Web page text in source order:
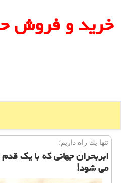
خرید و فروش
تنها یك راه داریم؛
ابربحران جهانی كه با یك
می شود!